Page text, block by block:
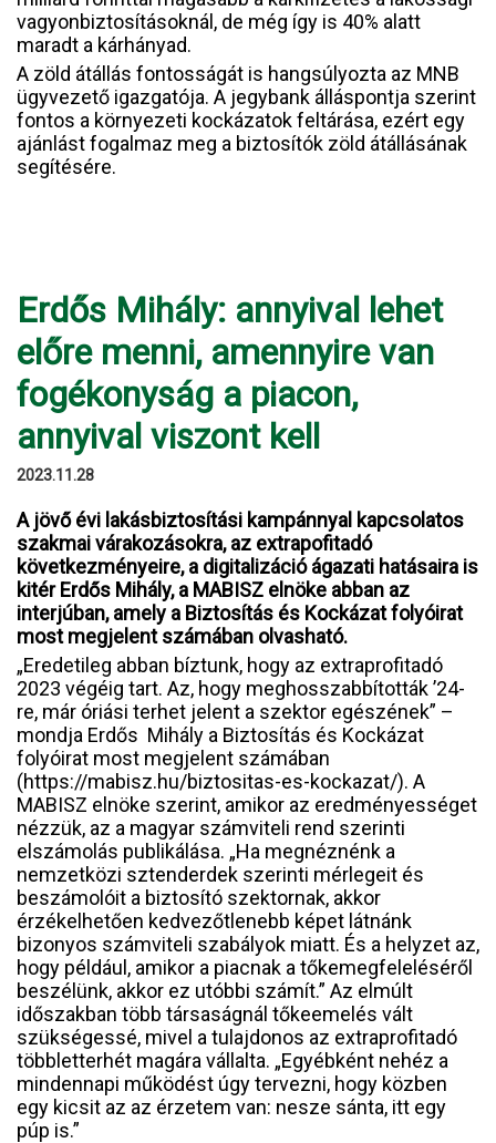
vagyonbiztosításoknál, de még így is 40% alatt
maradt a kárhányad.
A zöld átállás fontosságát is hangsúlyozta az MNB
ügyvezető igazgatója. A jegybank álláspontja szerint
fontos a környezeti kockázatok feltárása, ezért egy
ajánlást fogalmaz meg a biztosítók zöld átállásának
segítésére.
Erdős Mihály: annyival lehet
előre menni, amennyire van
fogékonyság a piacon,
annyival viszont kell
2023.11.28
A jövő évi lakásbiztosítási kampánnyal kapcsolatos
szakmai várakozásokra, az extrapofitadó
következményeire, a digitalizáció ágazati hatásaira is
kitér Erdős Mihály, a MABISZ elnöke abban az
interjúban, amely a Biztosítás és Kockázat folyóirat
most megjelent számában olvasható.
„Eredetileg abban bíztunk, hogy az extraprofitadó
2023 végéig tart. Az, hogy meghosszabbították ’24-
re, már óriási terhet jelent a szektor egészének” –
mondja Erdős Mihály a Biztosítás és Kockázat
folyóirat most megjelent számában
(https://mabisz.hu/biztositas-es-kockazat/). A
MABISZ elnöke szerint, amikor az eredményességet
nézzük, az a magyar számviteli rend szerinti
elszámolás publikálása. „Ha megnéznénk a
nemzetközi sztenderdek szerinti mérlegeit és
beszámolóit a biztosító szektornak, akkor
érzékelhetően kedvezőtlenebb képet látnánk
bizonyos számviteli szabályok miatt. És a helyzet az,
hogy például, amikor a piacnak a tőkemegfeleléséről
beszélünk, akkor ez utóbbi számít.” Az elmúlt
időszakban több társaságnál tőkeemelés vált
szükségessé, mivel a tulajdonos az extraprofitadó
többletterhét magára vállalta. „Egyébként nehéz a
mindennapi működést úgy tervezni, hogy közben
egy kicsit az az érzetem van: nesze sánta, itt egy
púp is.”